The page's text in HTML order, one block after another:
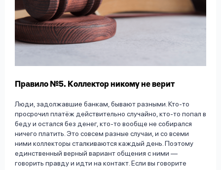
Правило №5. Коллектор никому не верит
Люди, задолжавшие банкам, бывают разными. Кто-то
просрочил платёж действительно случайно, кто-то попал в
беду и остался без денег, кто-то вообще не собирался
ничего платить. Это совсем разные случаи, и со всеми
ними коллекторы сталкиваются каждый день. Поэтому
единственный верный вариант общения с ними —
говорить правду и идти на контакт. Если вы говорите